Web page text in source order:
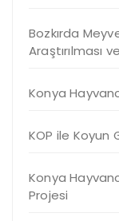
Bozkırda
Araştırılması
Konya
KOP ile Koyun
Konya
Projesi